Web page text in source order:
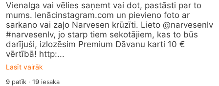
Vienalga vai vēlies saņemt vai dot, pastāsti par to
mums. Ienācinstagram.com un pievieno foto ar
sarkano vai zaļo Narvesen krūzīti. Lieto @narvesenlv
#narvesenlv, jo starp tiem sekotājiem, kas to būs
darījuši, izlozēsim Premium Dāvanu karti 10 €
vērtībā! http:...
Lasīt vairāk
9patīk ·19iesaka